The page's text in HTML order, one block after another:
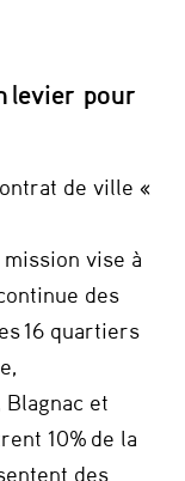
levier pour
de ville «
vise à
des
16 quartiers
et
10% de la
des